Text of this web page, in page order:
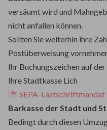
versäumt wird und
nicht anfallen können.
Sollten Sie weiterhin ihre
Postüberweisung
Ihr Buchungszeichen auf
Ihre Stadtkasse Lich
SEPA-Lastschriftmandat
Barkasse der Stadt und
Bedingt durch diesen